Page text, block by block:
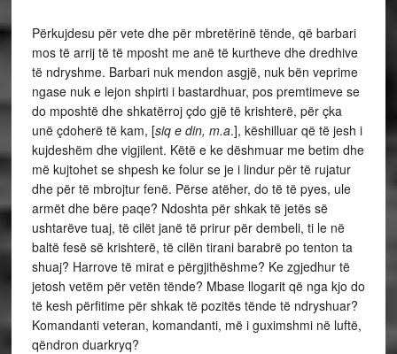
Përkujdesu për vete dhe për mbretërinë tënde, që barbari
mos të arrij të të mposht me anë të kurtheve dhe dredhive
të ndryshme. Barbari nuk mendon asgjë, nuk bën veprime
ngase nuk e lejon shpirti i bastardhuar, pos premtimeve se
do mposhtë dhe shkatërroj çdo gjë të krishterë, për çka
unë çdoherë të kam, [siq e din, m.a.], këshilluar që të jesh i
kujdeshëm dhe vigjilent. Këtë e ke dëshmuar me betim dhe
më kujtohet se shpesh ke folur se je i lindur për të rujatur
dhe për të mbrojtur fenë. Përse atëher, do të të pyes, ule
armët dhe bëre paqe? Ndoshta për shkak të jetës së
ushtarëve tuaj, të cilët janë të prirur për dembeli, ti le në
baltë fesë së krishterë, të cilën tirani barabrë po tenton ta
shuaj? Harrove të mirat e përgjithëshme? Ke zgjedhur të
jetosh vetëm për vetën tënde? Mbase llogarit që nga kjo do
të kesh përfitime për shkak të pozitës tënde të ndryshuar?
Komandanti veteran, komandanti, më i guximshmi në luftë,
qëndron duarkryq?